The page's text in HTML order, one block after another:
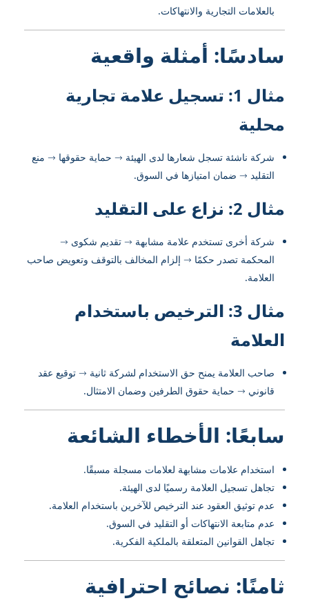
بالعلامات التجارية والانتهاكات.
سادسًا: أمثلة واقعية
مثال 1: تسجيل علامة تجارية
محلية
شركة ناشئة تسجل شعارها لدى الهيئة → حماية حقوقها → منع
التقليد → ضمان امتيازها في السوق.
مثال 2: نزاع على التقليد
شركة أخرى تستخدم علامة مشابهة → تقديم شكوى →
المحكمة تصدر حكمًا → إلزام المخالف بالتوقف وتعويض صاحب
العلامة.
مثال 3: الترخيص باستخدام
العلامة
صاحب العلامة يمنح حق الاستخدام لشركة ثانية → توقيع عقد
قانوني → حماية حقوق الطرفين وضمان الامتثال.
سابعًا: الأخطاء الشائعة
استخدام علامات مشابهة لعلامات مسجلة مسبقًا.
تجاهل تسجيل العلامة رسميًا لدى الهيئة.
عدم توثيق العقود عند الترخيص للآخرين باستخدام العلامة.
عدم متابعة الانتهاكات أو التقليد في السوق.
تجاهل القوانين المتعلقة بالملكية الفكرية.
ثامنًا: نصائح احترافية